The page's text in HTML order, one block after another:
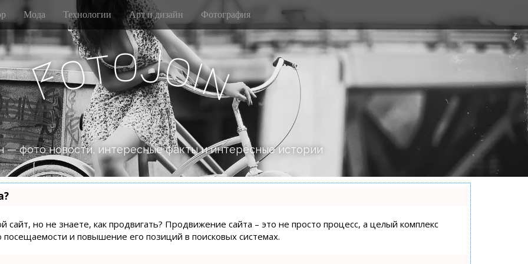
Мода Технологии Арт и дизайн Фотография
FotoJoi
n
— фото новости, интересные факты и интересные истории
сайт, но не знаете, как продвигать? Продвижение сайта – это не просто процесс, а целый комплекс
и повышение его позиций в поисковых системах.